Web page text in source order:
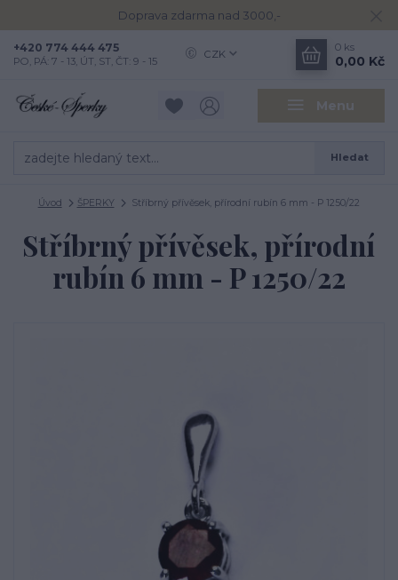
Doprava zdarma nad 3000,-
Menu
CZK
Hledat
+420 774 444 475
PO, PÁ: 7 - 13, ÚT, ST, ČT: 9 - 15
0 ks
0,00 Kč
Úvod ŠPERKY Stříbrný přívěsek, přírodní rubín 6 mm - P 1250/22
Stříbrný přívěsek, přírodní
rubín 6 mm - P 1250/22